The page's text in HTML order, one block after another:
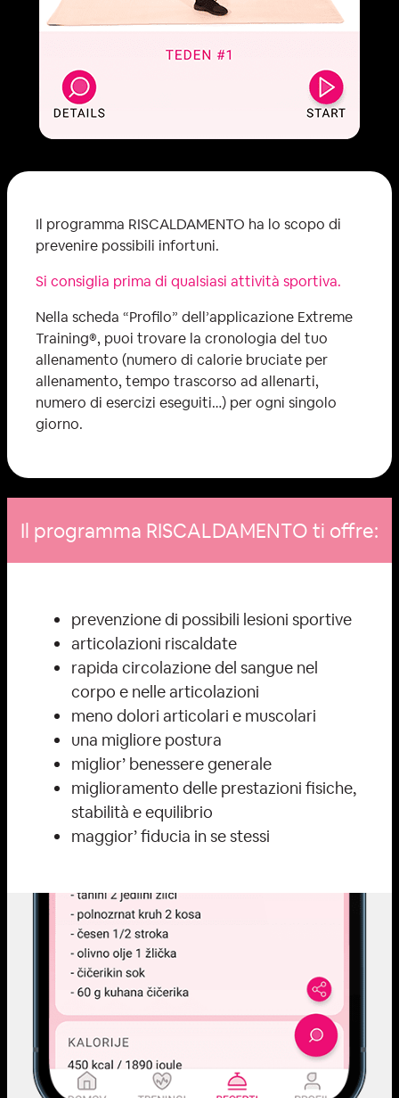
Il programma RISCALDAMENTO ha lo scopo di
prevenire possibili infortuni.
Si consiglia prima di qualsiasi attività sportiva.
Nella scheda “Profilo” dell’applicazione Extreme
Training®️, puoi trovare la cronologia del tuo
allenamento (numero di calorie bruciate per
allenamento, tempo trascorso ad allenarti,
numero di esercizi eseguiti…) per ogni singolo
giorno.
Il programma RISCALDAMENTO ti offre:
prevenzione di possibili lesioni sportive
articolazioni riscaldate
rapida circolazione del sangue nel
corpo e nelle articolazioni
meno dolori articolari e muscolari
una migliore postura
miglior’ benessere generale
miglioramento delle prestazioni fisiche,
stabilità e equilibrio
maggior’ fiducia in se stessi